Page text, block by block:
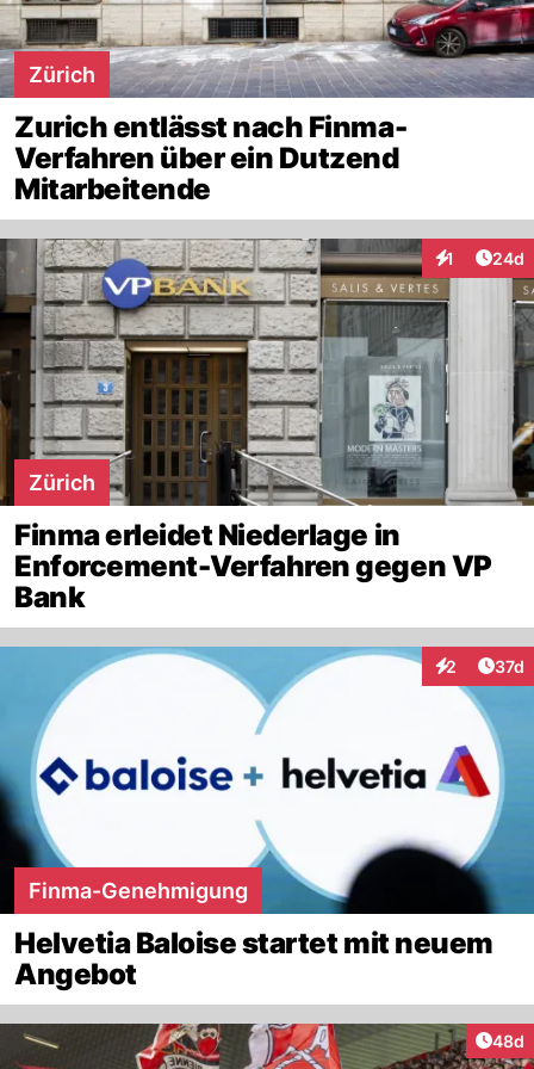
Zürich
Zurich entlässt nach Finma-
Verfahren über ein Dutzend
Mitarbeitende
1
Interaktionen
24d
Zürich
Finma erleidet Niederlage in
Enforcement-Verfahren gegen VP
Bank
2
Interaktionen
37d
Finma-Genehmigung
Helvetia Baloise startet mit neuem
Angebot
48d